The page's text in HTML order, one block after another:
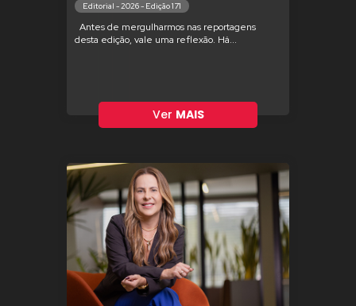
Editorial - 2026 - Edição 171
Antes de mergulharmos nas reportagens
desta edição, vale uma reflexão. Há...
Ver MAIS